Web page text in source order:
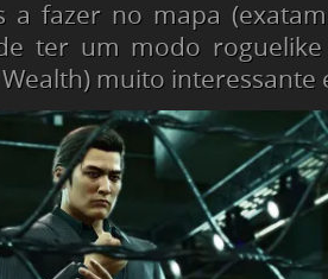
a fazer no mapa
ter um modo
muito interessante